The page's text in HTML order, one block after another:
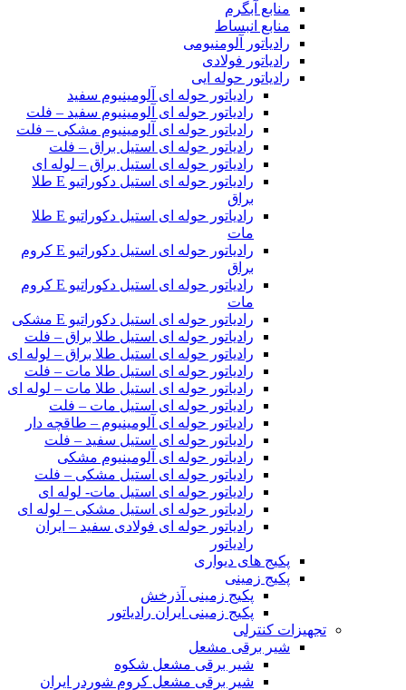
منابع آبگرم
منابع انبساط
رادیاتور آلومنیومی
رادیاتور فولادی
رادیاتور حوله ایی
رادیاتور حوله ای آلومینیوم سفید
رادیاتور حوله ای آلومینیوم سفید – فلت
رادیاتور حوله ای آلومینیوم مشکی – فلت
رادیاتور حوله ای استیل براق – فلت
رادیاتور حوله ای استیل براق – لوله ای
رادیاتور حوله ای استیل دکوراتیو E طلا
براق
رادیاتور حوله ای استیل دکوراتیو E طلا
مات
رادیاتور حوله ای استیل دکوراتیو E کروم
براق
رادیاتور حوله ای استیل دکوراتیو E کروم
مات
رادیاتور حوله ای استیل دکوراتیو E مشکی
رادیاتور حوله ای استیل طلا براق – فلت
رادیاتور حوله ای استیل طلا براق – لوله ای
رادیاتور حوله ای استیل طلا مات – فلت
رادیاتور حوله ای استیل طلا مات – لوله ای
رادیاتور حوله ای استیل مات – فلت
رادیاتور حوله ای آلومینیوم – طاقچه دار
رادیاتور حوله ای استیل سفید – فلت
رادیاتور حوله ای آلومینیوم مشکی
رادیاتور حوله ای استیل مشکی – فلت
رادیاتور حوله ای استیل مات- لوله ای
رادیاتور حوله ای استیل مشکی – لوله ای
رادیاتور حوله ای فولادی سفید – ایران
رادیاتور
پکیج های دیواری
پکیج زمینی
پکیج زمینی آذرخش
پکیج زمینی ایران رادیاتور
تجهیزات کنترلی
شیر برقی مشعل
شیر برقی مشعل شکوه
شیر برقی مشعل کروم شوردر ایران